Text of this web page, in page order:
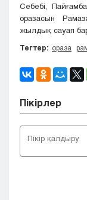
Себебі,
оразасын
жылдық сауап
Тегтер: ораза
Пікірлер